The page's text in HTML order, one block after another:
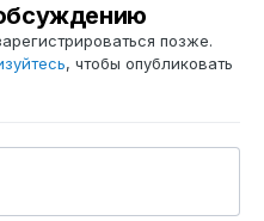
позже.
, чтобы опубликовать